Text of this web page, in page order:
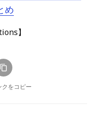
め
】
クをコピー